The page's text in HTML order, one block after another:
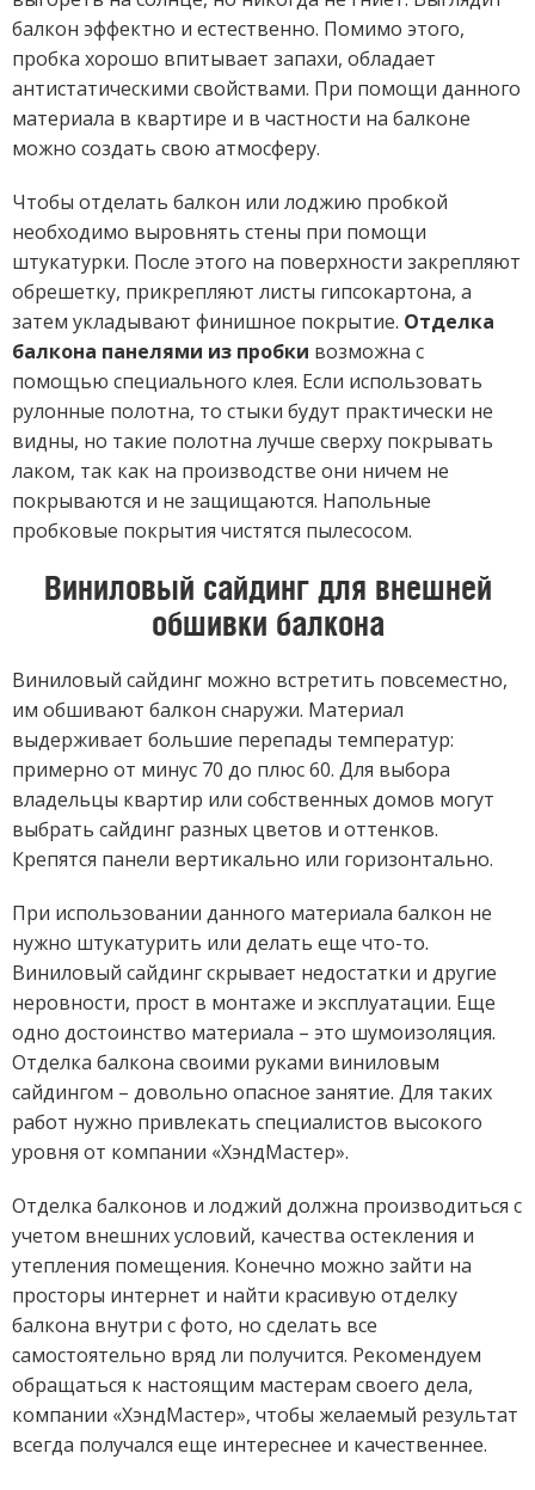
балкон эффектно и естественно. Помимо этого,
пробка хорошо впитывает запахи, обладает
антистатическими свойствами. При помощи данного
материала в квартире и в частности на балконе
можно создать свою атмосферу.
Чтобы отделать балкон или лоджию пробкой
необходимо выровнять стены при помощи
штукатурки. После этого на поверхности закрепляют
обрешетку, прикрепляют листы гипсокартона, а
затем укладывают финишное покрытие. Отделка
балкона панелями из пробки возможна с
помощью специального клея. Если использовать
рулонные полотна, то стыки будут практически не
видны, но такие полотна лучше сверху покрывать
лаком, так как на производстве они ничем не
покрываются и не защищаются. Напольные
пробковые покрытия чистятся пылесосом.
Виниловый сайдинг для внешней
обшивки балкона
Виниловый сайдинг можно встретить повсеместно,
им обшивают балкон снаружи. Материал
выдерживает большие перепады температур:
примерно от минус 70 до плюс 60. Для выбора
владельцы квартир или собственных домов могут
выбрать сайдинг разных цветов и оттенков.
Крепятся панели вертикально или горизонтально.
При использовании данного материала балкон не
нужно штукатурить или делать еще что-то.
Виниловый сайдинг скрывает недостатки и другие
неровности, прост в монтаже и эксплуатации. Еще
одно достоинство материала – это шумоизоляция.
Отделка балкона своими руками виниловым
сайдингом – довольно опасное занятие. Для таких
работ нужно привлекать специалистов высокого
уровня от компании «ХэндМастер».
Отделка балконов и лоджий должна производиться с
учетом внешних условий, качества остекления и
утепления помещения. Конечно можно зайти на
просторы интернет и найти красивую отделку
балкона внутри с фото, но сделать все
самостоятельно вряд ли получится. Рекомендуем
обращаться к настоящим мастерам своего дела,
компании «ХэндМастер», чтобы желаемый результат
всегда получался еще интереснее и качественнее.